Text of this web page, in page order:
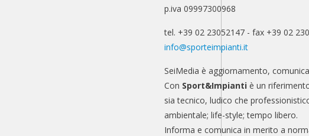
p.iva 09997300968
tel. +39 02 23052147 - fax +39 02
info@sporteimpianti.it
SeiMedia è aggiornamento,
Con Sport&Impianti è un
sia tecnico, ludico che
ambientale; life-style; tempo libero.
Informa e comunica in merito a